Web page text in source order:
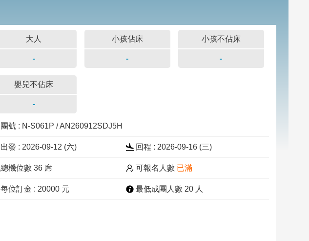
大人 小孩佔床 小孩不佔床
- - -
嬰兒不佔床
-
團號 : N-S061P / AN260912SDJ5H
出發 : 2026-09-12 (六) 回程 : 2026-09-16 (三)
總機位數 36 席 可報名人數 已滿
每位訂金 : 20000 元 最低成團人數 20 人